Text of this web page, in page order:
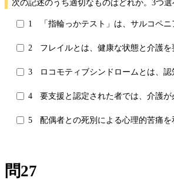
次の記述のうち適切なものはどれか。3つ選
1 「指輪っかテスト」は、サルコペ
2 フレイルとは、健康な状態と介護
3 ロコモティブシンドロームとは、
4 要支援と認定された者では、介護
5 配偶者との死別による心理的苦痛
問27